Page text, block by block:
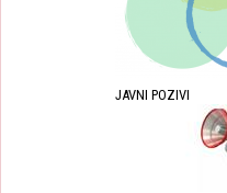
JAVNI POZIVI